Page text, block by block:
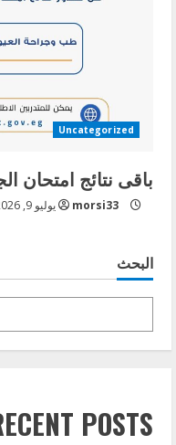
Uncategorized
باقى نتائج امتحان
morsi33 يوليو 9, 2026
البحث
POSTS